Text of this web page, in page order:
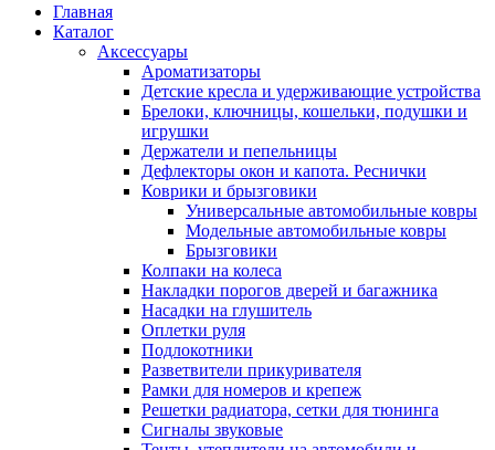
Главная
Каталог
Аксессуары
Ароматизаторы
Детские кресла и удерживающие устройства
Брелоки, ключницы, кошельки, подушки и
игрушки
Держатели и пепельницы
Дефлекторы окон и капота. Реснички
Коврики и брызговики
Универсальные автомобильные ковры
Модельные автомобильные ковры
Брызговики
Колпаки на колеса
Накладки порогов дверей и багажника
Насадки на глушитель
Оплетки руля
Подлокотники
Разветвители прикуривателя
Рамки для номеров и крепеж
Решетки радиатора, сетки для тюнинга
Сигналы звуковые